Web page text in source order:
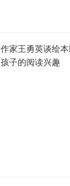
作家王勇英谈绘
孩子的阅读兴趣